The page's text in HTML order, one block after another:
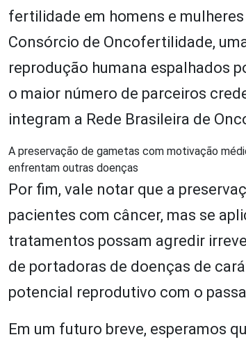
fertilidade em homens e
Consórcio de Oncofertilidade,
reprodução humana espalhados
o maior número de parceiros
integram a Rede Brasileira de
A preservação de gametas com motivação
enfrentam outras doenças
Por fim, vale notar que a
pacientes com câncer, mas se
tratamentos possam agredir
de portadoras de doenças de
potencial reprodutivo com o
Em um futuro breve, esperamos